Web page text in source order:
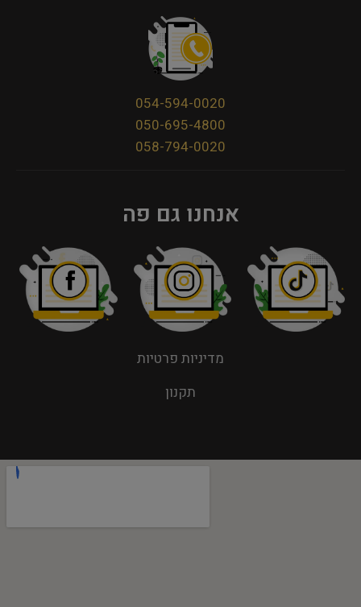
054-594-0020
050-695-4800
058-794-0020
אנחנו גם פה
מדיניות פרטיות
תקנון